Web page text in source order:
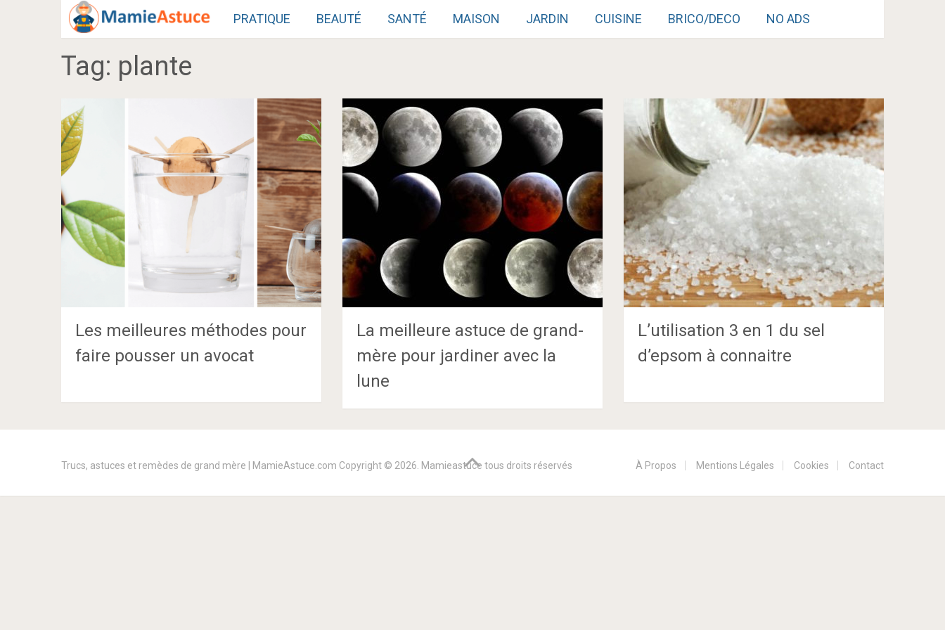
PRATIQUE BEAUTÉ SANTÉ MAISON JARDIN CUISINE BRICO/DECO NO ADS
Tag: plante
Les meilleures méthodes pour
faire pousser un avocat
La meilleure astuce de grand-
mère pour jardiner avec la
lune
L’utilisation 3 en 1 du sel
d’epsom à connaitre
Trucs, astuces et remèdes de grand mère | MamieAstuce.com Copyright © 2026. Mamieastuce tous droits réservés À Propos Mentions Légales Cookies Contact